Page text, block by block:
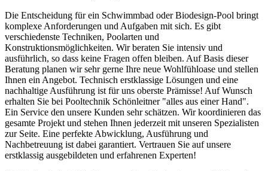
Die Entscheidung für ein Schwimmbad oder Biodesign-Pool bringt
komplexe Anforderungen und Aufgaben mit sich. Es gibt
verschiedenste Techniken, Poolarten und
Konstruktionsmöglichkeiten. Wir beraten Sie intensiv und
ausführlich, so dass keine Fragen offen bleiben. Auf Basis dieser
Beratung planen wir sehr gerne Ihre neue Wohlfühloase und stellen
Ihnen ein Angebot. Technisch erstklassige Lösungen und eine
nachhaltige Ausführung ist für uns oberste Prämisse! Auf Wunsch
erhalten Sie bei Pooltechnik Schönleitner "alles aus einer Hand".
Ein Service den unsere Kunden sehr schätzen. Wir koordinieren das
gesamte Projekt und stehen Ihnen jederzeit mit unseren Spezialisten
zur Seite. Eine perfekte Abwicklung, Ausführung und
Nachbetreuung ist dabei garantiert. Vertrauen Sie auf unsere
erstklassig ausgebildeten und erfahrenen Experten!